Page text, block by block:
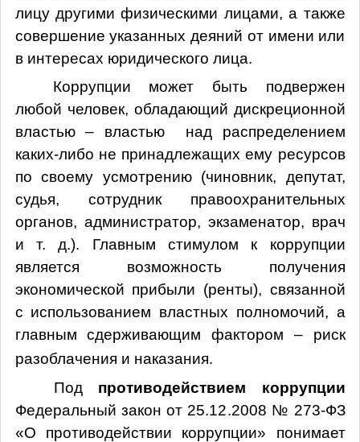
лицу другими физическими лицами, а также
совершение указанных деяний от имени или
в интересах юридического лица.
Коррупции может быть подвержен
любой человек, обладающий дискреционной
властью – властью над распределением
каких-либо не принадлежащих ему ресурсов
по своему усмотрению (чиновник, депутат,
судья, сотрудник правоохранительных
органов, администратор, экзаменатор, врач
и т. д.). Главным стимулом к коррупции
является возможность получения
экономической прибыли (ренты), связанной
с использованием властных полномочий, а
главным сдерживающим фактором – риск
разоблачения и наказания.
Под противодействием коррупции
Федеральный закон от 25.12.2008 № 273-ФЗ
«О противодействии коррупции» понимает